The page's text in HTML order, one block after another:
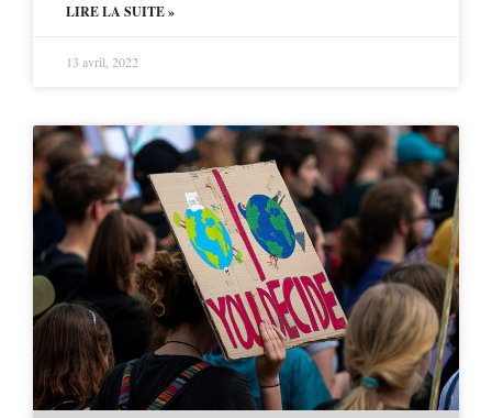
LIRE LA SUITE »
13 avril, 2022